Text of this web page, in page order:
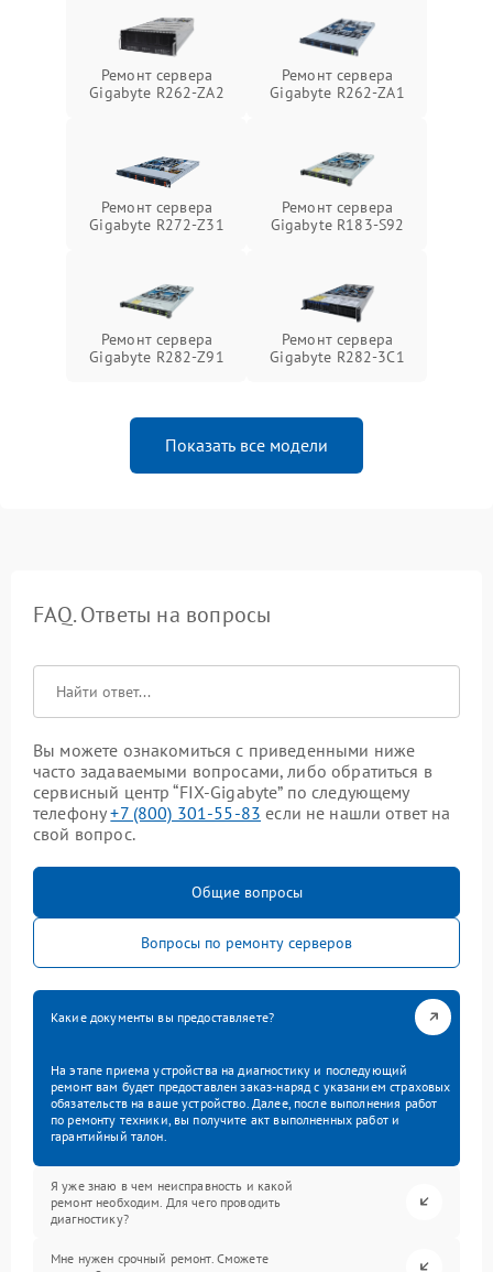
Ремонт сервера
Gigabyte R262-ZA2
Ремонт сервера
Gigabyte R262-ZA1
Ремонт сервера
Gigabyte R272-Z31
Ремонт сервера
Gigabyte R183-S92
Ремонт сервера
Gigabyte R282-Z91
Ремонт сервера
Gigabyte R282-3C1
Показать все модели
FAQ. Ответы на вопросы
Вы можете ознакомиться с приведенными ниже
часто задаваемыми вопросами, либо обратиться в
сервисный центр “FIX-Gigabyte” по следующему
телефону+7 (800) 301-55-83 если не нашли ответ на
свой вопрос.
Общие вопросы
Вопросы по ремонту серверов
Какие документы вы предоставляете?
На этапе приема устройства на диагностику и последующий
ремонт вам будет предоставлен заказ-наряд с указанием страховых
обязательств на ваше устройство. Далее, после выполнения работ
по ремонту техники, вы получите акт выполненных работ и
гарантийный талон.
Я уже знаю в чем неисправность и какой
ремонт необходим. Для чего проводить
диагностику?
Мне нужен срочный ремонт. Сможете